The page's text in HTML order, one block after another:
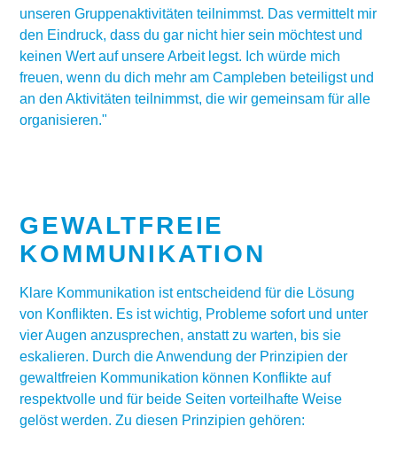
unseren Gruppenaktivitäten teilnimmst. Das vermittelt mir
den Eindruck, dass du gar nicht hier sein möchtest und
keinen Wert auf unsere Arbeit legst. Ich würde mich
freuen, wenn du dich mehr am Campleben beteiligst und
an den Aktivitäten teilnimmst, die wir gemeinsam für alle
organisieren."
GEWALTFREIE
KOMMUNIKATION
Klare Kommunikation ist entscheidend für die Lösung
von Konflikten. Es ist wichtig, Probleme sofort und unter
vier Augen anzusprechen, anstatt zu warten, bis sie
eskalieren. Durch die Anwendung der Prinzipien der
gewaltfreien Kommunikation können Konflikte auf
respektvolle und für beide Seiten vorteilhafte Weise
gelöst werden. Zu diesen Prinzipien gehören: